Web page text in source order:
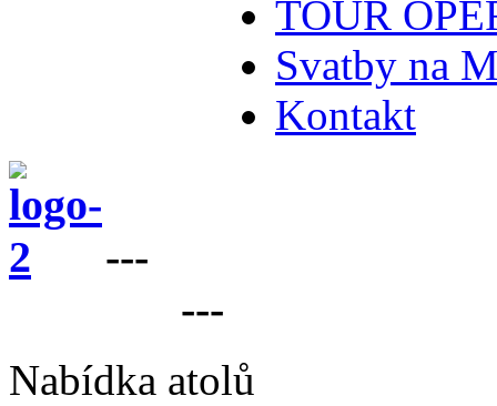
TOUR
Svatby na
Kontakt
---
---
Nabídka atolů